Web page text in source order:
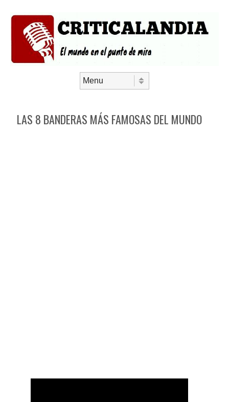
LAS 8 BANDERAS MÁS FAMOSAS DEL MUNDO